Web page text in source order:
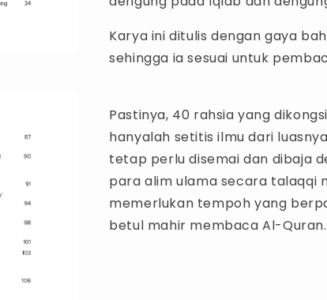
Karya ini ditulis dengan gaya
sehingga ia sesuai untuk
Pastinya, 40 rahsia yang
hanyalah setitis ilmu dari
tetap perlu disemai dan dibaja
para alim ulama secara talaqqi
memerlukan tempoh yang
betul mahir membaca Al-Quran.